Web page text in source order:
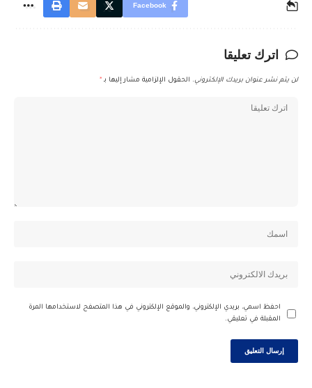
Facebook
اترك تعليقا
لن يتم نشر عنوان بريدك الإلكتروني. الحقول الإلزامية مشار إليها بـ *
احفظ اسمي، بريدي الإلكتروني، والموقع الإلكتروني في هذا المتصفح لاستخدامها المرة
المقبلة في تعليقي.